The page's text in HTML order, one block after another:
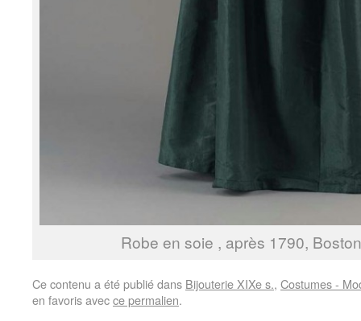
Robe en soie , après 1790,
Ce contenu a été publié dans Bijouterie XIXe s., Costumes -
en favoris avecce permalien.